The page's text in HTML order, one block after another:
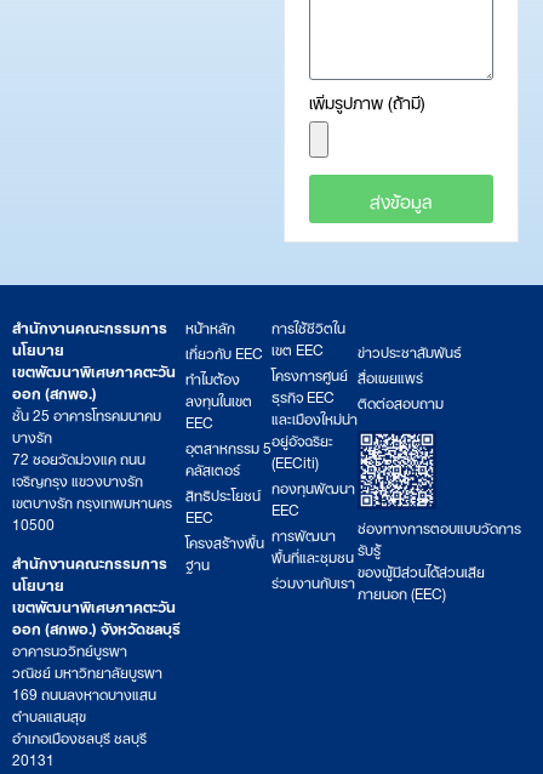
เพิ่มรูปภาพ (ถ้ามี)
ส่งข้อมูล
สำนักงานคณะกรรมการ
นโยบาย
เขตพัฒนาพิเศษภาคตะวัน
ออก (สกพอ.)
ชั้น 25 อาคารโทรคมนาคม
บางรัก
72 ซอยวัดม่วงแค ถนน
เจริญกรุง แขวงบางรัก
เขตบางรัก กรุงเทพมหานคร
10500
สำนักงานคณะกรรมการ
นโยบาย
เขตพัฒนาพิเศษภาคตะวัน
ออก (สกพอ.) จังหวัดชลบุรี
อาคารนววิทย์บูรพา
วณิชย์ มหาวิทยาลัยบูรพา
169 ถนนลงหาดบางแสน
ตำบลแสนสุข
อำเภอเมืองชลบุรี ชลบุรี
20131
หน้าหลัก
เกี่ยวกับ EEC
ทำไมต้อง
ลงทุนในเขต
EEC
อุตสาหกรรม 5
คลัสเตอร์
สิทธิประโยชน์
EEC
โครงสร้างพื้น
ฐาน
การใช้ชีวิตใน
เขต EEC
โครงการศูนย์
ธุรกิจ EEC
และเมืองใหม่น่า
อยู่อัจฉริยะ
(EECiti)
กองทุนพัฒนา
EEC
การพัฒนา
พื้นที่และชุมชน
ร่วมงานกับเรา
ข่าวประชาสัมพันธ์
สื่อเผยแพร่
ติดต่อสอบถาม
ช่องทางการตอบแบบวัดการ
รับรู้
ของผู้มีส่วนได้ส่วนเสีย
ภายนอก (EEC)